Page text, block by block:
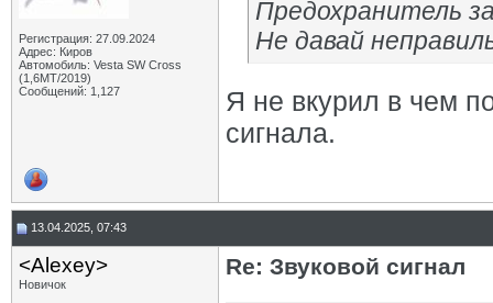
Регистрация: 27.09.2024
Адрес: Киров
Автомобиль: Vesta SW Cross
(1,6МТ/2019)
Сообщений: 1,127
Предохранитель
Не давай
Я не вкурил в чем
сигнала.
13.04.2025, 07:43
<Alexey>
Новичок
Re: Звуковой сигнал